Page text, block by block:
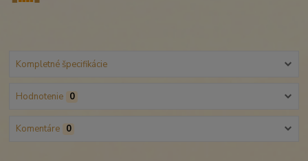
Kompletné špecifikácie
Hodnotenie 0
Komentáre 0